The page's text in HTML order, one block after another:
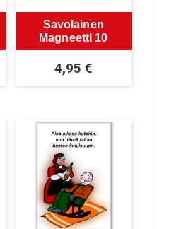
Savolainen
Magneetti 10
4,95€